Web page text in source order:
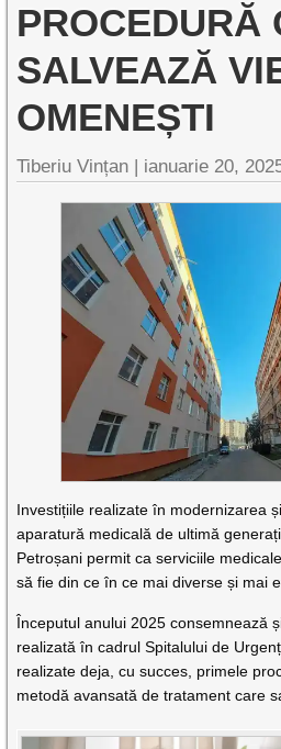
PROCEDURĂ
SALVEAZĂ
OMENEȘTI
Tiberiu Vințan | ianuarie 20,
Investițiile realizate în modernizarea
aparatură medicală de ultimă
Petroșani permit ca serviciile
să fie din ce în ce mai diverse și mai
Începutul anului 2025 consemnează
realizată în cadrul Spitalului de
realizate deja, cu succes, primele
metodă avansată de tratament care